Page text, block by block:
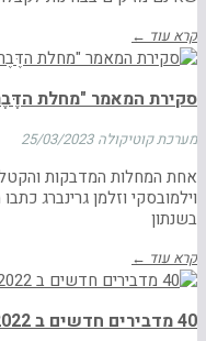
קרא עוד ←
סקירת המאמר "מחלת
מערכת קוטיקולה 25/03/2023
אחת המחלות המדבקות
וילמובסקי וזלמן גרינברג
בשנתון
קרא עוד ←
40 מדבירים חדשים ב 2022